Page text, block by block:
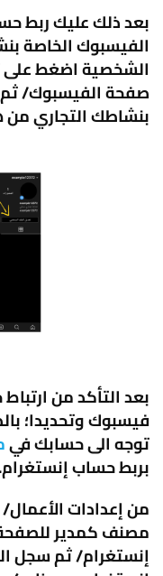
بعد ذلك عليك ربط
الفيسبوك الخاصة
الشخصية اضغط على
صفحة الفيسبوك/ ثم
بنشاطك التجاري من
بعد التأكد من
فيسبوك وتحديدا؛
توجه الى حسابك في
بربط حساب إنستغرام.
من إعدادات
مصنف كمدير
إنستغرام/ ثم سجل